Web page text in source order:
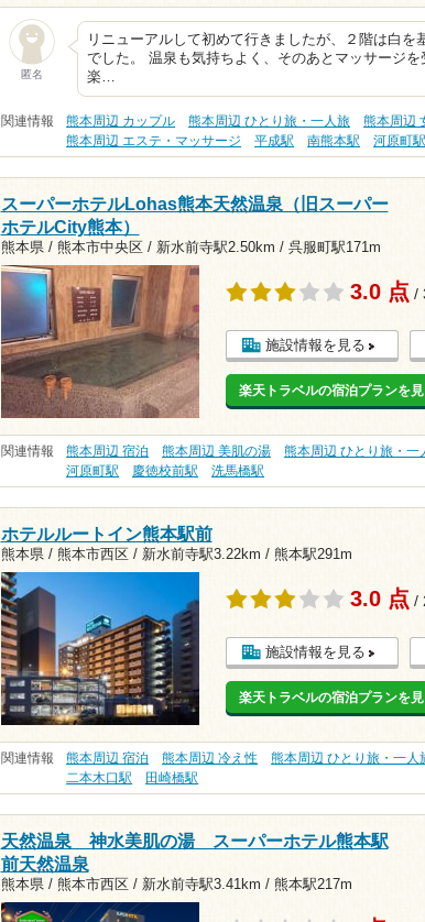
匿名
リニューアルして初めて行きましたが、２階は白
でした。 温泉も気持ちよく、そのあとマッサージ
楽…
関連情報 熊本周辺 カップル 熊本周辺 ひとり旅・一人旅
熊本周辺
熊本周辺 エステ・マッサージ
平成駅 南熊本駅 河原町駅
スーパーホテルLohas熊本天然温泉（旧スーパー
ホテルCity熊本）
熊本県 / 熊本市中央区 / 新水前寺駅2.50km / 呉服町駅171m
3.0 点 /
施設情報を見る
楽天トラベルの宿泊プランを
関連情報 熊本周辺 宿泊 熊本周辺 美肌の湯 熊本周辺 ひとり旅・一
河原町駅
慶徳校前駅 洗馬橋駅
ホテルルートイン熊本駅前
熊本県 / 熊本市西区 / 新水前寺駅3.22km / 熊本駅291m
3.0 点 /
施設情報を見る
楽天トラベルの宿泊プランを
関連情報 熊本周辺 宿泊 熊本周辺 冷え性 熊本周辺 ひとり旅・一人
二本木口駅
田崎橋駅
天然温泉 神水美肌の湯 スーパーホテル熊本駅
前天然温泉
熊本県 / 熊本市西区 / 新水前寺駅3.41km / 熊本駅217m